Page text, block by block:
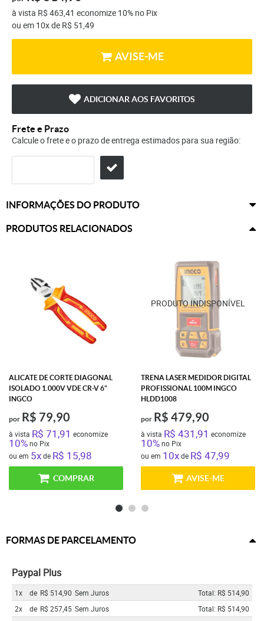
à vista R$ 463,41 economize 10% no Pix
ou em 10xde R$ 51,49
AVISE-ME
ADICIONAR AOS FAVORITOS
Frete e Prazo
Calcule o frete e o prazo de entrega estimados para sua região:
INFORMAÇÕES DO PRODUTO
PRODUTOS RELACIONADOS
ALICATE DE CORTE DIAGONAL
ISOLADO 1.000V VDE CR-V 6"
INGCO
por R$ 79,90
à vista R$ 71,91 economize
10%no Pix
ou em 5xde R$ 15,98
COMPRAR
TRENA LASER MEDIDOR DIGITAL
PROFISSIONAL 100M INGCO
HLDD1008
por R$ 479,90
à vista R$ 431,91 economize
10%no Pix
ou em 10xde R$ 47,99
AVISE-ME
FORMAS DE PARCELAMENTO
Paypal Plus
1x de R$ 514,90 Sem Juros
Total: R$ 514,90
2x
de R$ 257,45 Sem Juros
Total: R$ 514,90